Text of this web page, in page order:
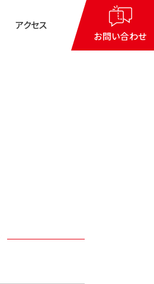
お問い合わせ
アクセス